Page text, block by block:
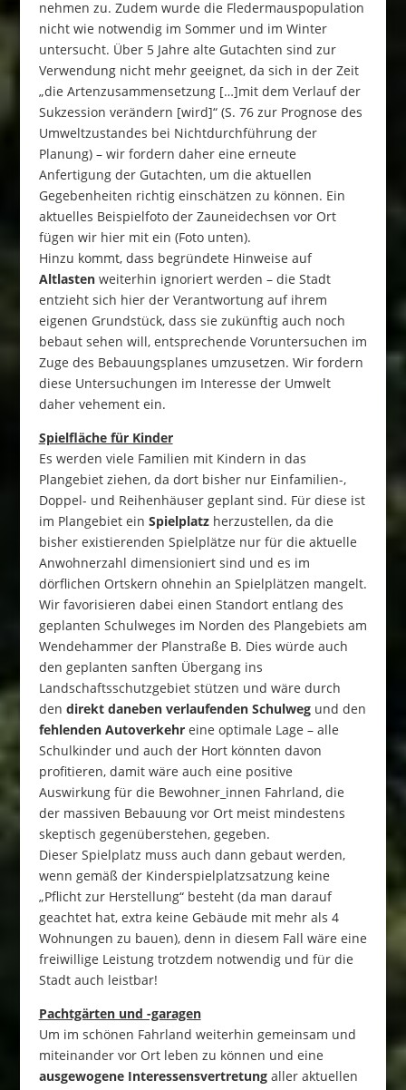
nehmen zu. Zudem wurde die Fledermauspopulation
nicht wie notwendig im Sommer und im Winter
untersucht. Über 5 Jahre alte Gutachten sind zur
Verwendung nicht mehr geeignet, da sich in der Zeit
„die Artenzusammensetzung […]mit dem Verlauf der
Sukzession verändern [wird]“ (S. 76 zur Prognose des
Umweltzustandes bei Nichtdurchführung der
Planung) – wir fordern daher eine erneute
Anfertigung der Gutachten, um die aktuellen
Gegebenheiten richtig einschätzen zu können. Ein
aktuelles Beispielfoto der Zauneidechsen vor Ort
fügen wir hier mit ein (Foto unten).
Hinzu kommt, dass begründete Hinweise auf
Altlastenweiterhin ignoriert werden – die Stadt
entzieht sich hier der Verantwortung auf ihrem
eigenen Grundstück, dass sie zukünftig auch noch
bebaut sehen will, entsprechende Voruntersuchen im
Zuge des Bebauungsplanes umzusetzen. Wir fordern
diese Untersuchungen im Interesse der Umwelt
daher vehement ein.
Spielfläche für Kinder
Es werden viele Familien mit Kindern in das
Plangebiet ziehen, da dort bisher nur Einfamilien-,
Doppel- und Reihenhäuser geplant sind. Für diese ist
im Plangebiet ein Spielplatzherzustellen, da die
bisher existierenden Spielplätze nur für die aktuelle
Anwohnerzahl dimensioniert sind und es im
dörflichen Ortskern ohnehin an Spielplätzen mangelt.
Wir favorisieren dabei einen Standort entlang des
geplanten Schulweges im Norden des Plangebiets am
Wendehammer der Planstraße B. Dies würde auch
den geplanten sanften Übergang ins
Landschaftsschutzgebiet stützen und wäre durch
den direkt daneben verlaufenden Schulwegund den
fehlenden Autoverkehreine optimale Lage – alle
Schulkinder und auch der Hort könnten davon
profitieren, damit wäre auch eine positive
Auswirkung für die Bewohner_innen Fahrland, die
der massiven Bebauung vor Ort meist mindestens
skeptisch gegenüberstehen, gegeben.
Dieser Spielplatz muss auch dann gebaut werden,
wenn gemäß der Kinderspielplatzsatzung keine
„Pflicht zur Herstellung“ besteht (da man darauf
geachtet hat, extra keine Gebäude mit mehr als 4
Wohnungen zu bauen), denn in diesem Fall wäre eine
freiwillige Leistung trotzdem notwendig und für die
Stadt auch leistbar!
Pachtgärten und -garagen
Um im schönen Fahrland weiterhin gemeinsam und
miteinander vor Ort leben zu können und eine
ausgewogene Interessensvertretungaller aktuellen